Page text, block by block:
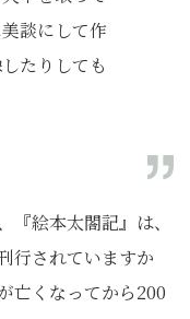
談にして作
たりしても
絵本太閤記』は、
行されていますか
亡くなってから200